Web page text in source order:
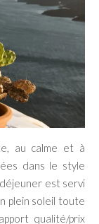
au calme et à
dans le style
est servi
plein soleil toute
qualité/prix